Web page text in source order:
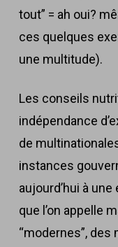
tout” = ah oui?
ces quelques
une multitude).
Les conseils
indépendance
de
instances
aujourd’hui à
que l’on appelle
“modernes”,